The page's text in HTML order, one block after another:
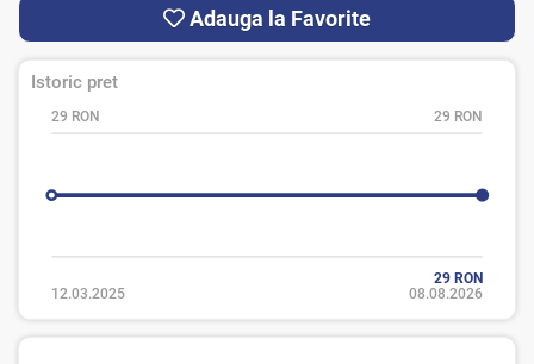
Adauga la Favorite
Istoric pret
29 RON 29 RON
29 RON
12.03.2025
08.08.2026